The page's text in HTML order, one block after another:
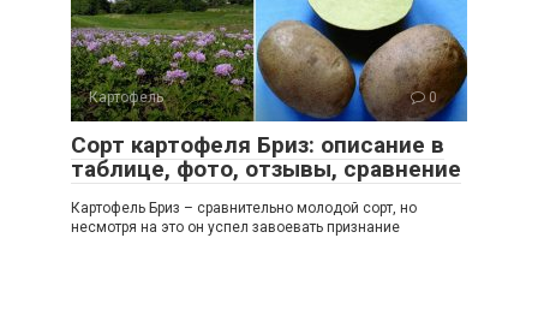
Картофель 0
Сорт картофеля Бриз: описание в
таблице, фото, отзывы, сравнение
Картофель Бриз – сравнительно молодой сорт, но
несмотря на это он успел завоевать признание